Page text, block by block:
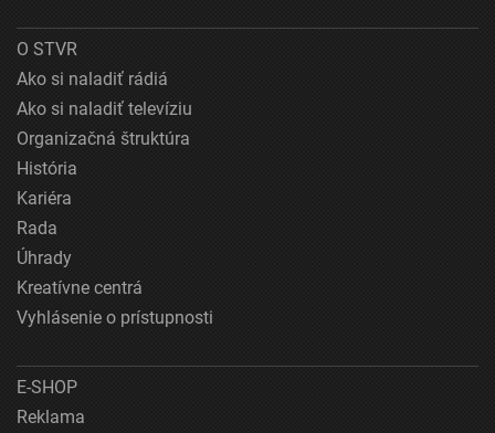
O STVR
Ako si naladiť rádiá
Ako si naladiť televíziu
Organizačná štruktúra
História
Kariéra
Rada
Úhrady
Kreatívne centrá
Vyhlásenie o prístupnosti
E-SHOP
Reklama